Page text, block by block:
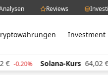
Reviews
Investment
Solana-Kurs 64,02 € 0.60%